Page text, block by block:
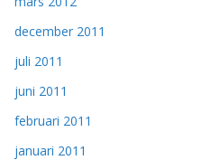
december 2011
juli 2011
juni 2011
februari 2011
januari 2011